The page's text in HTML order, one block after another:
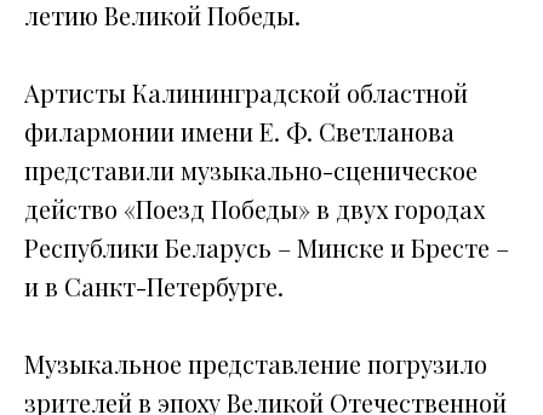
летию Великой Победы.
Артисты Калининградской областной
филармонии имени Е. Ф. Светланова
представили музыкально-сценическое
действо «Поезд Победы» в двух городах
Республики Беларусь – Минске и Бресте –
и в Санкт-Петербурге.
Музыкальное представление погрузило
зрителей в эпоху Великой Отечественной